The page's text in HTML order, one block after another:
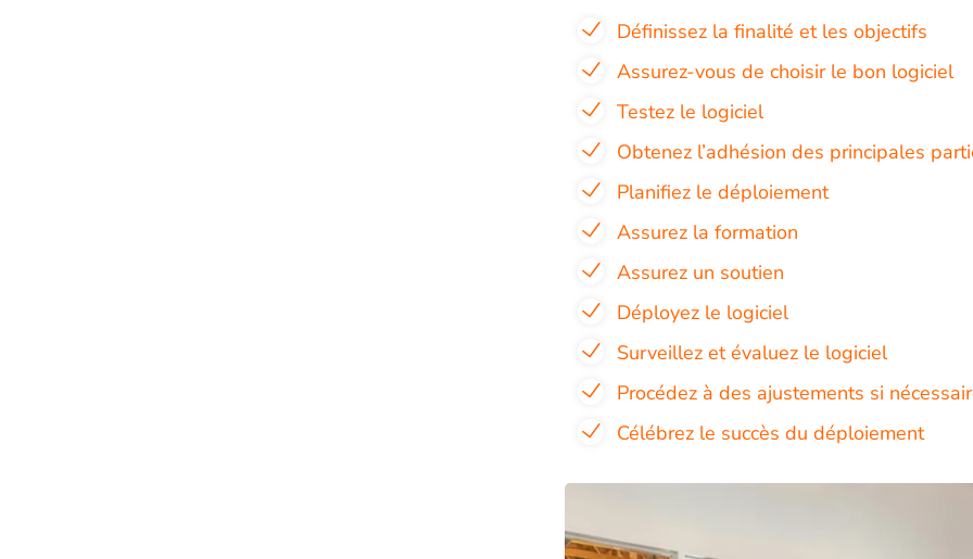
Définissez la finalité et les objectifs
Assurez-vous de choisir le bon logiciel
Testez le logiciel
Obtenez l’adhésion des principales
Planifiez le déploiement
Assurez la formation
Assurez un soutien
Déployez le logiciel
Surveillez et évaluez le logiciel
Procédez à des ajustements si
Célébrez le succès du déploiement